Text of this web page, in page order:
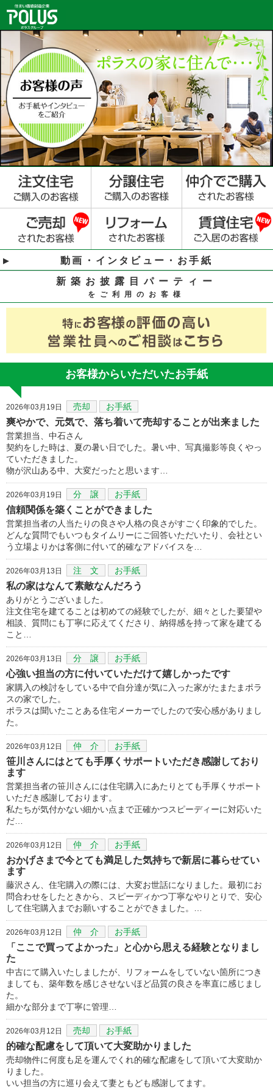
動画・インタビュー・お手紙
新築お披露目パーティー
をご利用のお客様
お客様からいただいたお手紙
2026年03月19日 売却 お手紙
爽やかで、元気で、落ち着いて売却することが出来ました
営業担当、中石さん
契約をした時は、夏の暑い日でした。暑い中、写真撮影等良くやっ
ていただきました。
物が沢山ある中、大変だったと思います…
2026年03月19日 分 譲 お手紙
信頼関係を築くことができました
営業担当者の人当たりの良さや人格の良さがすごく印象的でした。
どんな質問でもいつもタイムリーにご回答いただいたり、会社とい
う立場よりかは客側に付いて的確なアドバイスを…
2026年03月13日 注 文 お手紙
私の家はなんて素敵なんだろう
ありがとうございました。
注文住宅を建てることは初めての経験でしたが、細々とした要望や
相談、質問にも丁寧に応えてくださり、納得感を持って家を建てる
こと…
2026年03月13日 分 譲 お手紙
心強い担当の方に付いていただけて嬉しかったです
家購入の検討をしている中で自分達が気に入った家がたまたまポラ
スの家でした。
ポラスは聞いたことある住宅メーカーでしたので安心感がありまし
た。
2026年03月12日 仲 介 お手紙
笹川さんにはとても手厚くサポートいただき感謝しており
ます
営業担当者の笹川さんには住宅購入にあたりとても手厚くサポート
いただき感謝しております。
私たちが気付かない細かい点まで正確かつスピーディーに対応いた
だ…
2026年03月12日 仲 介 お手紙
おかげさまで今とても満足した気持ちで新居に暮らせてい
ます
藤沢さん、住宅購入の際には、大変お世話になりました。最初にお
問合わせをしたときから、スピーディかつ丁寧なやりとりで、安心
して住宅購入までお願いすることができました。…
2026年03月12日 仲 介 お手紙
「ここで買ってよかった」と心から思える経験となりまし
た
中古にて購入いたしましたが、リフォームをしていない箇所につき
ましても、築年数を感じさせないほど品質の良さを率直に感じまし
た。
細かな部分まで丁寧に管理…
2026年03月12日 売却 お手紙
的確な配慮をして頂いて大変助かりました
売却物件に何度も足を運んでくれ的確な配慮をして頂いて大変助か
りました。
いい担当の方に巡り会えて妻ともども感謝してます。